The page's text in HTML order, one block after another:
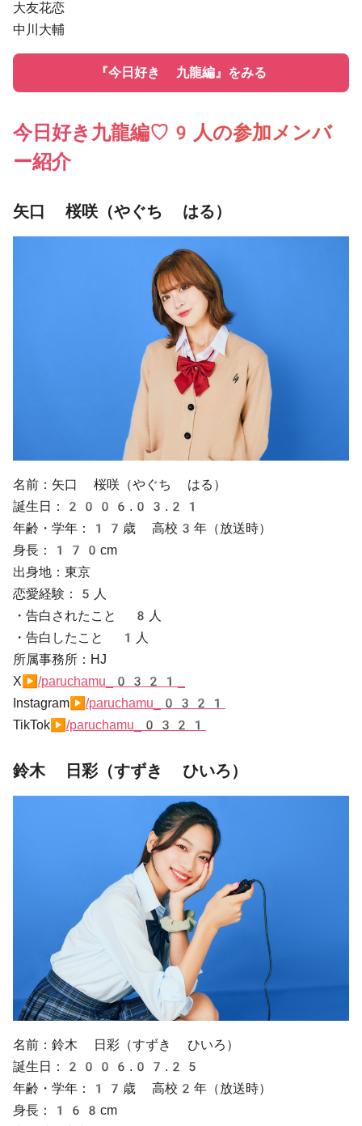
大友花恋
中川大輔
『今日好き 九龍編』をみる
今日好き九龍編♡9人の参加メンバ
ー紹介
矢口 桜咲（やぐち はる）
名前：矢口 桜咲（やぐち はる）
誕生日：2006.03.21
年齢・学年：17歳 高校3年（放送時）
身長：170cm
出身地：東京
恋愛経験：5人
・告白されたこと 8人
・告白したこと 1人
所属事務所：HJ
X▶ /paruchamu_0321_
Instagram▶ /paruchamu_0321
TikTok▶ /paruchamu_0321
鈴木 日彩（すずき ひいろ）
名前：鈴木 日彩（すずき ひいろ）
誕生日：2006.07.25
年齢・学年：17歳 高校2年（放送時）
身長：168cm